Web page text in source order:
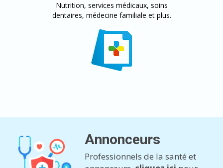
Nutrition, services médicaux, soins
dentaires, médecine familiale et plus.
Annonceurs
Professionnels de la santé et